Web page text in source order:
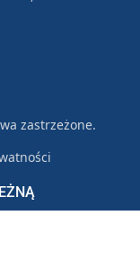
zastrzeżone.